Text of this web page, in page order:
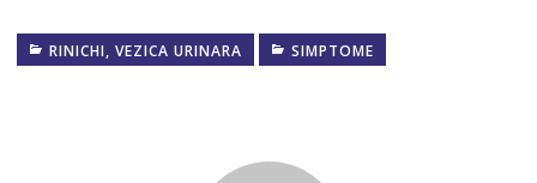
RINICHI, VEZICA URINARA
SIMPTOME
COLICA